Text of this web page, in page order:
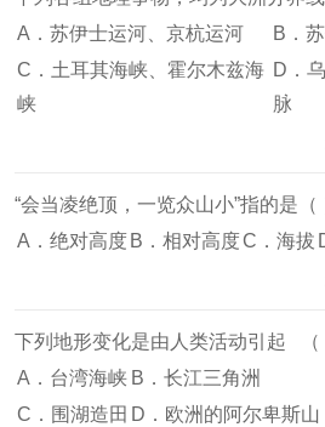
A．苏伊士运河、京杭运河
B．
C．土耳其海峡、霍尔木兹海
峡
D．
脉
“会当凌绝顶，一览众山小”指的是（
A．绝对高度 B．相对高度C．海拔
下列地形变化是由人类活动引起 （
A．台湾海峡 B．长江三角洲
C．围湖造田 D．欧洲的阿尔卑斯山